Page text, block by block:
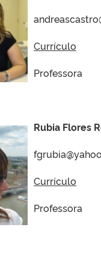
Currículo
Professora
Rubia Flores
Currículo
Professora